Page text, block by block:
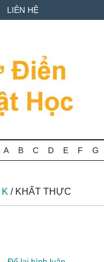
LIÊN HỆ
A B C D E F G
K /KHẤT THỰC